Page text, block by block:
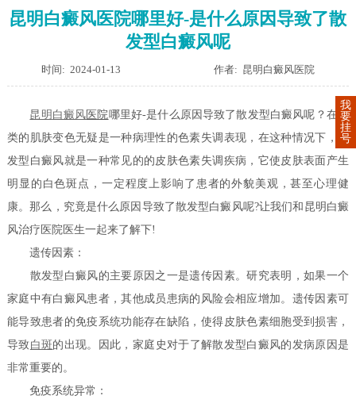
昆明白癜风医院哪里好-是什么原因导致了散
发型白癜风呢
时间: 2024-01-13 作者: 昆明白癜风医院
昆明 白癜风 医院哪里好-是什么原因导致了散发型白癜风呢？在人
类的肌肤变色无疑是一种病理性的色素失调表现，在这种情况下，散
发型白癜风就是一种常见的的皮肤色素失调疾病，它使皮肤表面产生
明显的白色斑点，一定程度上影响了患者的外貌美观，甚至心理健
康。那么，究竟是什么原因导致了散发型白癜风呢?让我们和昆明白癜
风治疗医院医生一起来了解下!
遗传因素：
散发型白癜风的主要原因之一是遗传因素。研究表明，如果一个
家庭中有白癜风患者，其他成员患病的风险会相应增加。遗传因素可
能导致患者的免疫系统功能存在缺陷，使得皮肤色素细胞受到损害，
导致白斑的出现。因此，家庭史对于了解散发型白癜风的发病原因是
非常重要的。
免疫系统异常：
我
要
挂
号